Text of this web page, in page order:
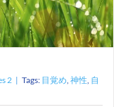
2 | Tags: 目覚め, 神性, 自